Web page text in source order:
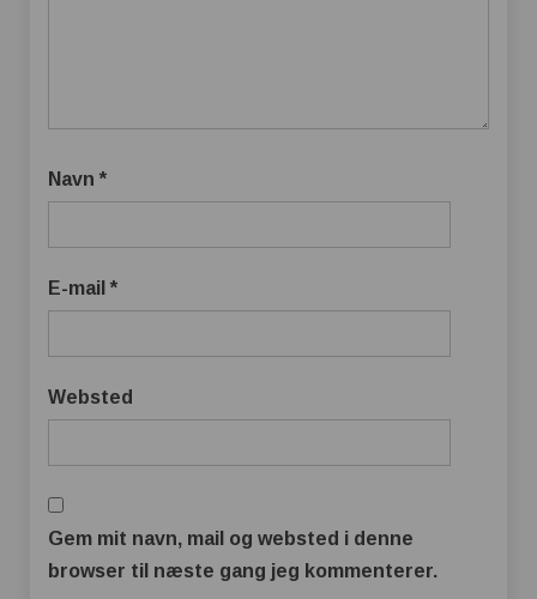
Navn *
E-mail *
Websted
Gem mit navn, mail og websted i denne
browser til næste gang jeg kommenterer.